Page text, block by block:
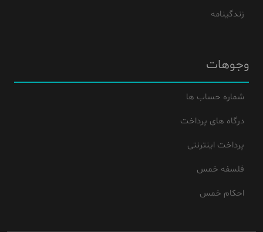
زندگینامه
وجوهات
شماره حساب ها
درگاه های پرداخت
پرداخت اینترنتی
فلسفه خمس
احکام خمس